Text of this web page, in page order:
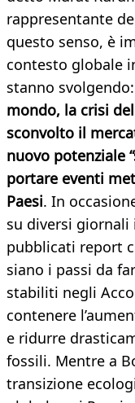
rappresentante
questo senso, è
contesto globale
stanno svolgendo:
mondo, la crisi
sconvolto il
nuovo potenziale
portare eventi
Paesi. In
su diversi
pubblicati report
siano i passi da
stabiliti negli
contenere
e ridurre
fossili. Mentre a
transizione